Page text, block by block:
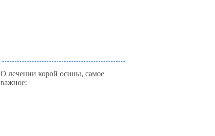
О лечении корой осины, самое
важное: